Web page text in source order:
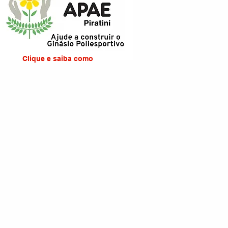
Clique e saiba como